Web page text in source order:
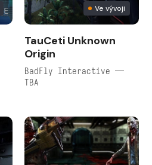
Ve vývoji
TauCeti Unknown
Origin
BadFly Interactive —
TBA